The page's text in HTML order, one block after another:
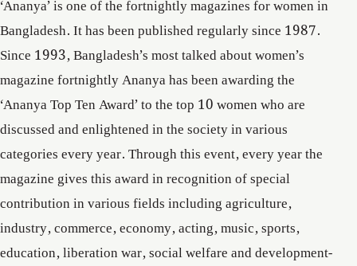
‘Ananya’ is one of the fortnightly magazines for women in
Bangladesh. It has been published regularly since 1987.
Since 1993, Bangladesh’s most talked about women’s
magazine fortnightly Ananya has been awarding the
‘Ananya Top Ten Award’ to the top 10 women who are
discussed and enlightened in the society in various
categories every year. Through this event, every year the
magazine gives this award in recognition of special
contribution in various fields including agriculture,
industry, commerce, economy, acting, music, sports,
education, liberation war, social welfare and development-